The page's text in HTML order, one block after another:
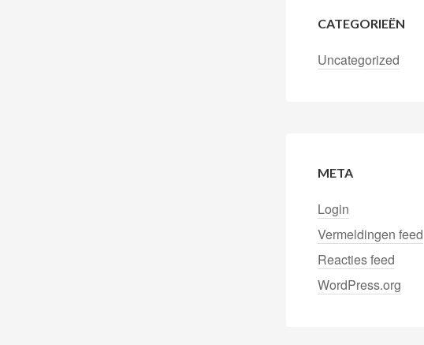
CATEGORIEËN
Uncategorized
META
Login
Vermeldingen feed
Reacties feed
WordPress.org